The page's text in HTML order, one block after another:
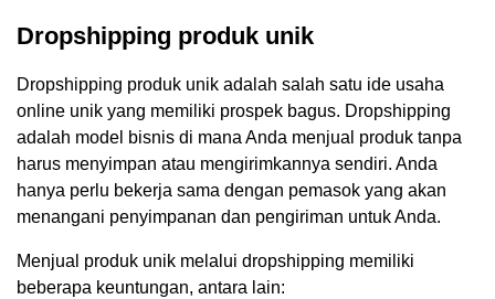
Dropshipping produk unik
Dropshipping produk unik adalah salah satu ide usaha
online unik yang memiliki prospek bagus. Dropshipping
adalah model bisnis di mana Anda menjual produk tanpa
harus menyimpan atau mengirimkannya sendiri. Anda
hanya perlu bekerja sama dengan pemasok yang akan
menangani penyimpanan dan pengiriman untuk Anda.
Menjual produk unik melalui dropshipping memiliki
beberapa keuntungan, antara lain: